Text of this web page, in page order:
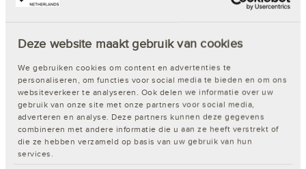
Deze website maakt gebruik van cookies
We gebruiken cookies om content en advertenties te
personaliseren, om functies voor social media te bieden en om ons
websiteverkeer te analyseren. Ook delen we informatie over uw
gebruik van onze site met onze partners voor social media,
adverteren en analyse. Deze partners kunnen deze gegevens
combineren met andere informatie die u aan ze heeft verstrekt of
die ze hebben verzameld op basis van uw gebruik van hun
services.
Functies